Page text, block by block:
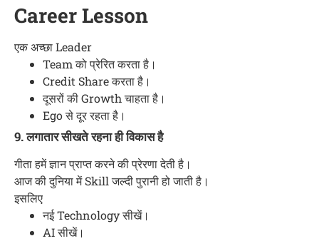
Career Lesson
एक अच्छा Leader
Team को प्रेरित करता है।
Credit Share करता है।
दूसरों की Growth चाहता है।
Ego से दूर रहता है।
9. लगातार सीखते रहना ही विकास है
गीता हमें ज्ञान प्राप्त करने की प्रेरणा देती है।
आज की दुनिया में Skill जल्दी पुरानी हो जाती है।
इसलिए
नई Technology सीखें।
AI सीखें।